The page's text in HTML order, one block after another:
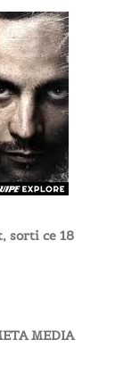
sorti ce 18
MEDIA